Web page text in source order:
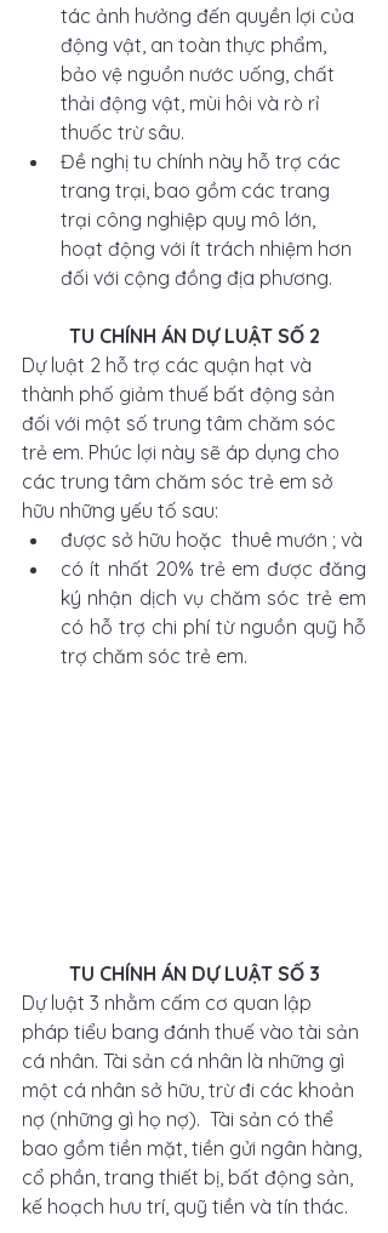
tác ảnh hưởng đến quyền lợi của
động vật, an toàn thực phẩm,
bảo vệ nguồn nước uống, chất
thải động vật, mùi hôi và rò rỉ
thuốc trừ sâu.
Đề nghị tu chính này hỗ trợ các
trang trại, bao gồm các trang
trại công nghiệp quy mô lớn,
hoạt động với ít trách nhiệm hơn
đối với cộng đồng địa phương.
TU CHÍNH ÁN DỰ LUẬT SỐ 2
Dự luật 2 hỗ trợ các quận hạt và
thành phố giảm thuế bất động sản
đối với một số trung tâm chăm sóc
trẻ em. Phúc lợi này sẽ áp dụng cho
các trung tâm chăm sóc trẻ em sở
hữu những yếu tố sau:
được sở hữu hoặc  thuê mướn ; và
có ít nhất 20% trẻ em được đăng
ký nhận dịch vụ chăm sóc trẻ em
có hỗ trợ chi phí từ nguồn quỹ hỗ
trợ chăm sóc trẻ em.
TU CHÍNH ÁN DỰ LUẬT SỐ 3
Dự luật 3 nhằm cấm cơ quan lập
pháp tiểu bang đánh thuế vào tài sản
cá nhân. Tài sản cá nhân là những gì
một cá nhân sở hữu, trừ đi các khoản
nợ (những gì họ nợ).  Tài sản có thể
bao gồm tiền mặt, tiền gửi ngân hàng,
cổ phần, trang thiết bị, bất động sản,
kế hoạch hưu trí, quỹ tiền và tín thác.